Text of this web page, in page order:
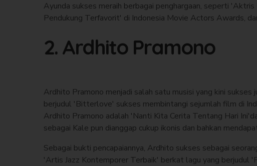
Ayunda sukses meraih berbagai penghargaan, seperti
Pendukung Terfavorit' di Indonesia Movie Actors Awards,
2. Ardhito Pramono
Ardhito Pramono menjadi salah satu musisi yang kini
berjudul 'Bitterlove' sukses membintangi sejumlah film di
Ardhito Pramono adalah 'Nanti Kita Cerita Tentang Hari
sebagai Kale pun dianggap cukup ikonis dan bahkan
Sebagai bukti pencapaiannya, Ardhito sukses sebagai
'Artis Jazz Kontemporer Terbaik' berkat lagu yang berjudul